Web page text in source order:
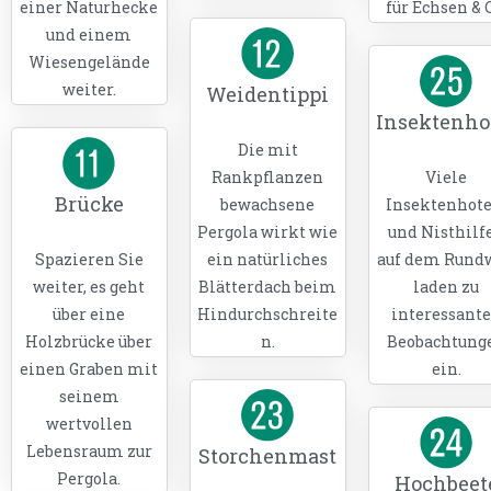
einer Naturhecke
und einem
Wiesengelände
weiter.
Brücke
Spazieren Sie
weiter, es geht
über eine
Holzbrücke über
einen Graben mit
seinem
wertvollen
Lebensraum zur
Pergola.
Weidentippi
Die mit
Rankpflanzen
bewachsene
Pergola wirkt wie
ein natürliches
Blätterdach beim
Hindurchschreite
n.
Storchenmast
für Echsen &
Viele
und
auf dem
laden zu
ein.